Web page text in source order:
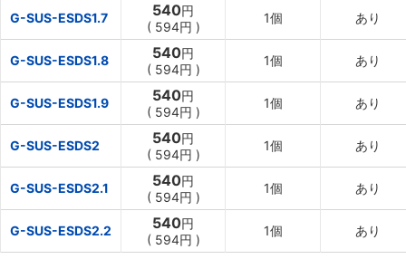
G-SUS-ESDS1.7 540円
( 594円 )
1個 あり
G-SUS-ESDS1.8 540円
( 594円 )
1個 あり
G-SUS-ESDS1.9 540円
( 594円 )
1個 あり
G-SUS-ESDS2 540円
( 594円 )
1個 あり
G-SUS-ESDS2.1 540円
( 594円 )
1個 あり
G-SUS-ESDS2.2 540円
( 594円 )
1個 あり